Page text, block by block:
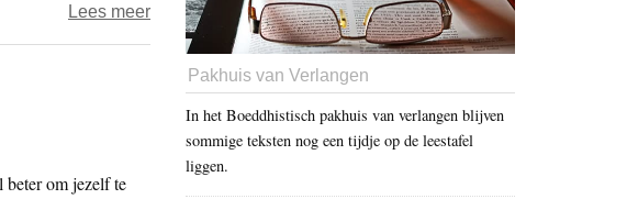
(2)
Lees meerover
leven
beter om jezelf te
Pakhuis van Verlangen
In het Boeddhistisch pakhuis van verlangen blijven
sommige teksten nog een tijdje op de leestafel
liggen.